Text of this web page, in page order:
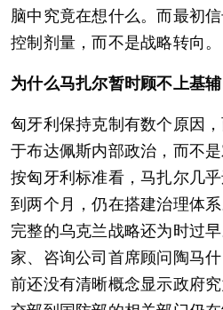
脑中究竟在想什么。而最初
控制剂量，而不是战略转向。
为什么马扎尔暂时顾不上基辅
匈牙利保持克制有数个原因
于布达佩斯内部政治，而不
按匈牙利标准看，马扎尔几
到两个月，仍在搭建治理体
完整的乌克兰战略还为时过
家、咨询公司首席顾问陶马
前还没有清晰概念显示政府